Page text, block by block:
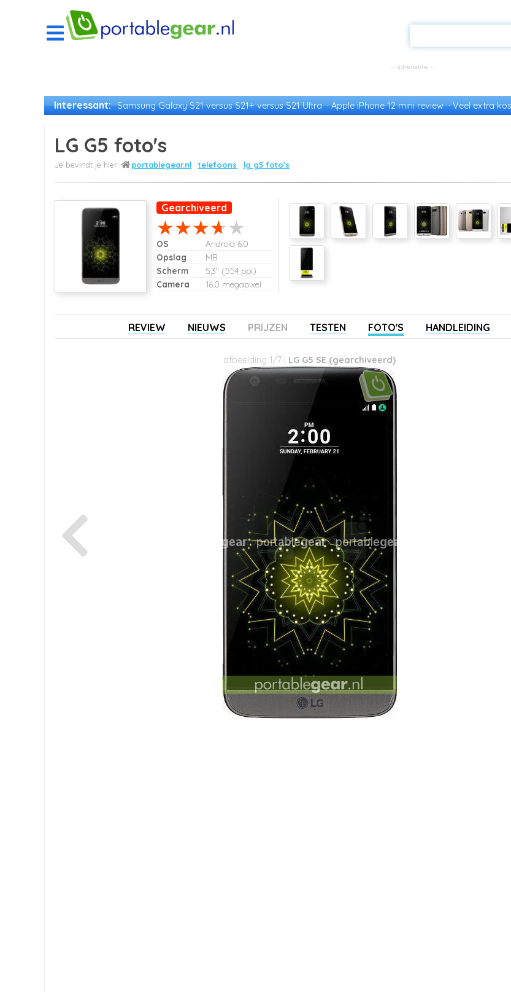
Interessant: Samsung Galaxy S21 versus S21+ versus S21 Ultra Apple iPhone 12 mini review Veel extra
LG G5 foto's
portablegear.nl telefoons lg g5 foto's
Gearchiveerd
OS
Android 6.0
Opslag
MB
Scherm
5,3" (554 ppi)
Camera
16,0 megapixel
REVIEW NIEUWS PRIJZEN TESTEN FOTO'S HANDLEIDING
afbeelding 1/7 | LG G5 SE (gearchiveerd)